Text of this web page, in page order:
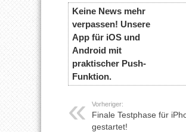
Keine News mehr
verpassen! Unsere
App für iOS und
Android mit
praktischer Push-
Funktion.
Vorheriger:
Finale Testphase für
gestartet!